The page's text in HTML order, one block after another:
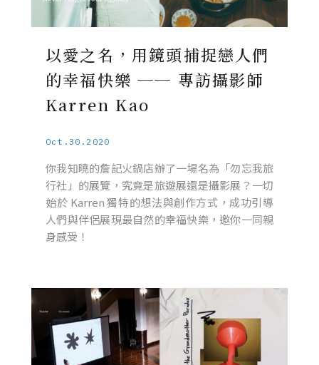
以愛之名，用鏡頭捕捉戀人們
的幸福快樂 ── 專訪攝影師
Karren Kao
Oct.30.2020
你我知曉的詹記火鍋店辦了一場名為「勿忘我旅
行社」的展覽，究竟是旅遊展還是攝影展？一切
始於 Karren 獨特的想法與創作方式，成功引導
人們與伴侶展現最自然的幸福快樂，邀你一同親
身感受！